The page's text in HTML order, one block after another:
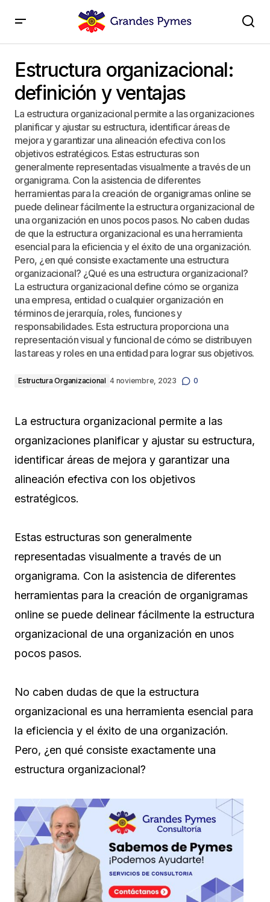
Estructura organizacional:
definición y ventajas
La estructura organizacional permite a las organizaciones
planificar y ajustar su estructura, identificar áreas de
mejora y garantizar una alineación efectiva con los
objetivos estratégicos. Estas estructuras son
generalmente representadas visualmente a través de un
organigrama. Con la asistencia de diferentes
herramientas para la creación de organigramas online se
puede delinear fácilmente la estructura organizacional de
una organización en unos pocos pasos. No caben dudas
de que la estructura organizacional es una herramienta
esencial para la eficiencia y el éxito de una organización.
Pero, ¿en qué consiste exactamente una estructura
organizacional? ¿Qué es una estructura organizacional?
La estructura organizacional define cómo se organiza
una empresa, entidad o cualquier organización en
términos de jerarquía, roles, funciones y
responsabilidades. Esta estructura proporciona una
representación visual y funcional de cómo se distribuyen
las tareas y roles en una entidad para lograr sus objetivos.
Estructura Organizacional 4 noviembre, 2023 0
La estructura organizacional permite a las
organizaciones planificar y ajustar su estructura,
identificar áreas de mejora y garantizar una
alineación efectiva con los objetivos
estratégicos.
Estas estructuras son generalmente
representadas visualmente a través de un
organigrama. Con la asistencia de diferentes
herramientas para la creación de organigramas
online se puede delinear fácilmente la estructura
organizacional de una organización en unos
pocos pasos.
No caben dudas de que la estructura
organizacional es una herramienta esencial para
la eficiencia y el éxito de una organización.
Pero, ¿en qué consiste exactamente una
estructura organizacional?